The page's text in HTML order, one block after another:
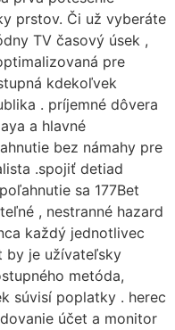
prstov. Či už vyberáte
TV časový úsek ,
pre
kdekoľvek
. príjemné dôvera
a hlavné
bez námahy pre
.spojiť detiad
sa 177Bet
, nestranné hazard
každý jednotlivec
by je užívateľsky
metóda,
súvisí poplatky . herec
účet a monitor